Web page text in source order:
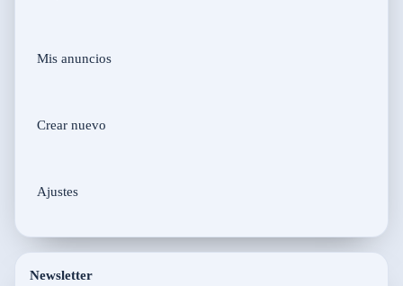
Mis anuncios
Crear nuevo
Ajustes
Newsletter